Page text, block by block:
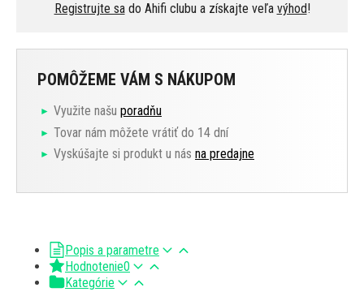
Registrujte sado Ahifi clubu a získajte veľa výhod!
POMÔŽEME VÁM S NÁKUPOM
Využite našu poradňu
Tovar nám môžete vrátiť do 14 dní
Vyskúšajte si produkt u nás na predajne
Popis a parametre
Hodnotenie0
Kategórie